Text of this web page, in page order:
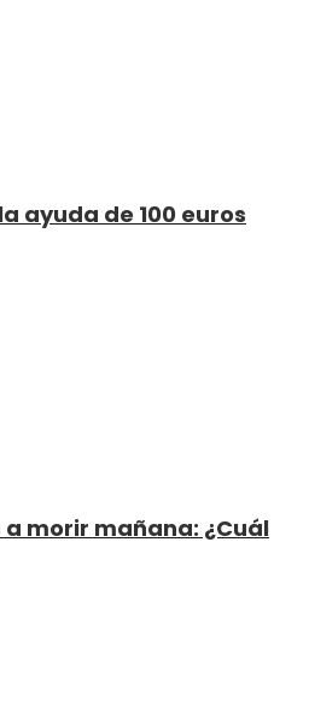
ayuda de 100 euros
morir mañana: ¿Cuál